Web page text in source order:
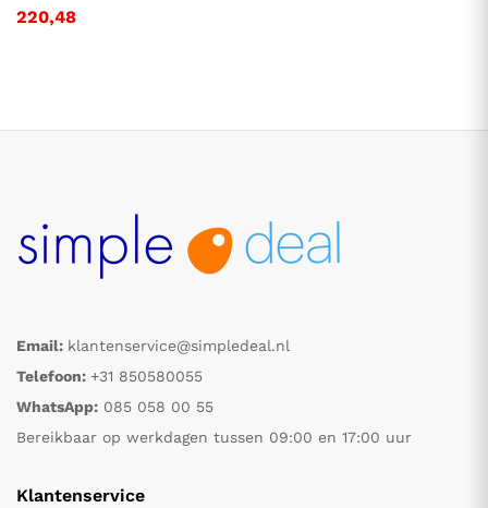
220,48
Email: klantenservice@simpledeal.nl
Telefoon: +31 850580055
WhatsApp: 085 058 00 55
Bereikbaar op werkdagen tussen 09:00 en 17:00 uur
Klantenservice